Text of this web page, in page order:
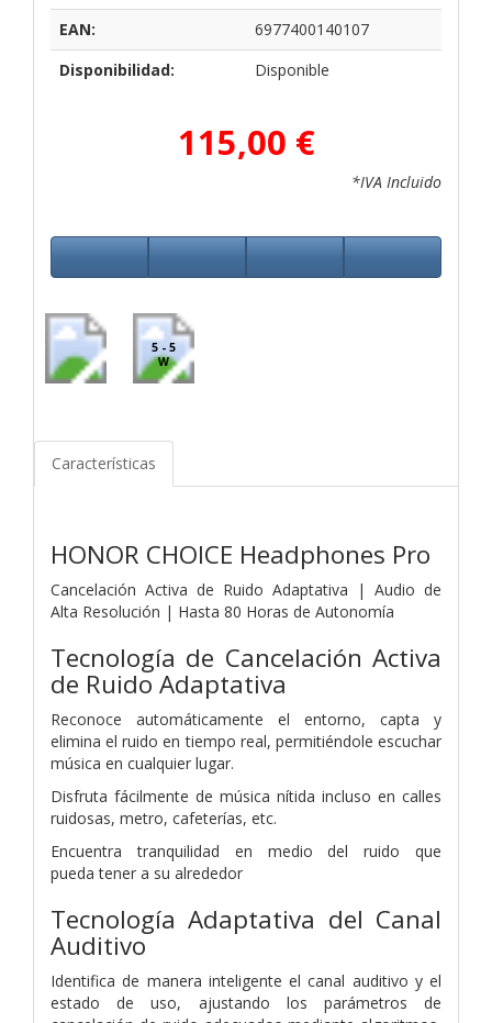
EAN:
6977400140107
Disponibilidad:
Disponible
115,00 €
*IVA Incluido
5 - 5
W
Características
HONOR CHOICE Headphones Pro
Cancelación Activa de Ruido Adaptativa | Audio de
Alta Resolución | Hasta 80 Horas de Autonomía
Tecnología de Cancelación Activa
de Ruido Adaptativa
Reconoce automáticamente el entorno, capta y
elimina el ruido en tiempo real, permitiéndole escuchar
música en cualquier lugar.
Disfruta fácilmente de música nítida incluso en calles
ruidosas, metro, cafeterías, etc.
Encuentra tranquilidad en medio del ruido que
puedatener a su alrededor
Tecnología Adaptativa del Canal
Auditivo
Identifica de manera inteligente el canal auditivo y el
estado de uso, ajustando los parámetros de